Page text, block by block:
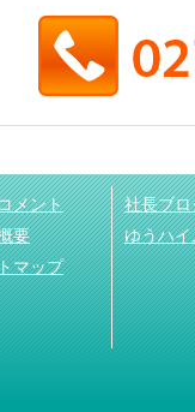
メント
要
マップ
社長ブロ
ゆうハ